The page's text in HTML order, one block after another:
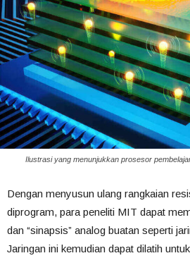
Ilustrasi yang menunjukkan prosesor
Dengan menyusun ulang rangkaian
diprogram, para peneliti MIT dapat
dan “sinapsis” analog buatan seperti
Jaringan ini kemudian dapat dilatih